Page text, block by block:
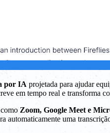
por IA projetada para ajudar
em tempo real e transforma
Zoom, Google Meet e
uma